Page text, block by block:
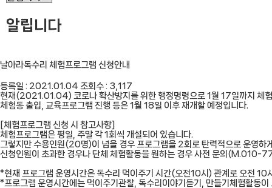
알립니다
날아라독수리 체험프로그램 신청안내
등록일 : 2021.01.04 조회수 : 3,117
현재(2021.01.04) 코로나 확산방지를 위한 행정명령으로 1월 17일까지 체
체험동 출입, 교육프로그램 진행 등은 1월 18일 이후 재개할 예정입니다.
[체험프로그램 신청 시 참고사항]
체험프로그램은 평일, 주말 각 1회씩 개설되어 있습니다.
그렇지만 수용인원(20명)이 넘을 경우 프로그램을 2회로 탄력적으로 운영하
신청인원이 초과한 경우나 단체 체험활동을 원하는 경우 사전 문의
*현재 프로그램 운영시간은 독수리 먹이주기 시간(오전10시) 관계로 오전 10
*프로그램 운영시간에는 먹이주기관찰, 독수리이야기듣기, 만들기체험활동이